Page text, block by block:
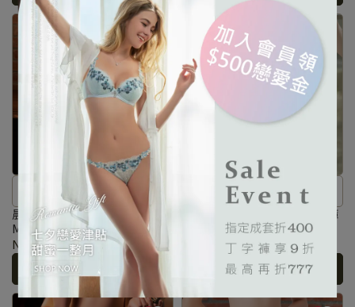
初晨交錯的光影隨著旋律的漣漪
薰染開來，隨著流光悠遊在動人
的優美戀曲中。
晨光似戀系列 刺繡低腰三角褲
M-XL(熱戀紅)
NT$1,380
加入購物車
初晨交錯的光影隨著旋律的漣漪
的優美戀曲中。
晨光似戀系列 刺繡低腰三角褲
M-XL(暗戀白)
NT$1,380
加入購物車